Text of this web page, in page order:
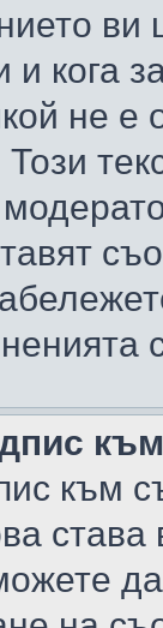
ви
и кога
не е
към